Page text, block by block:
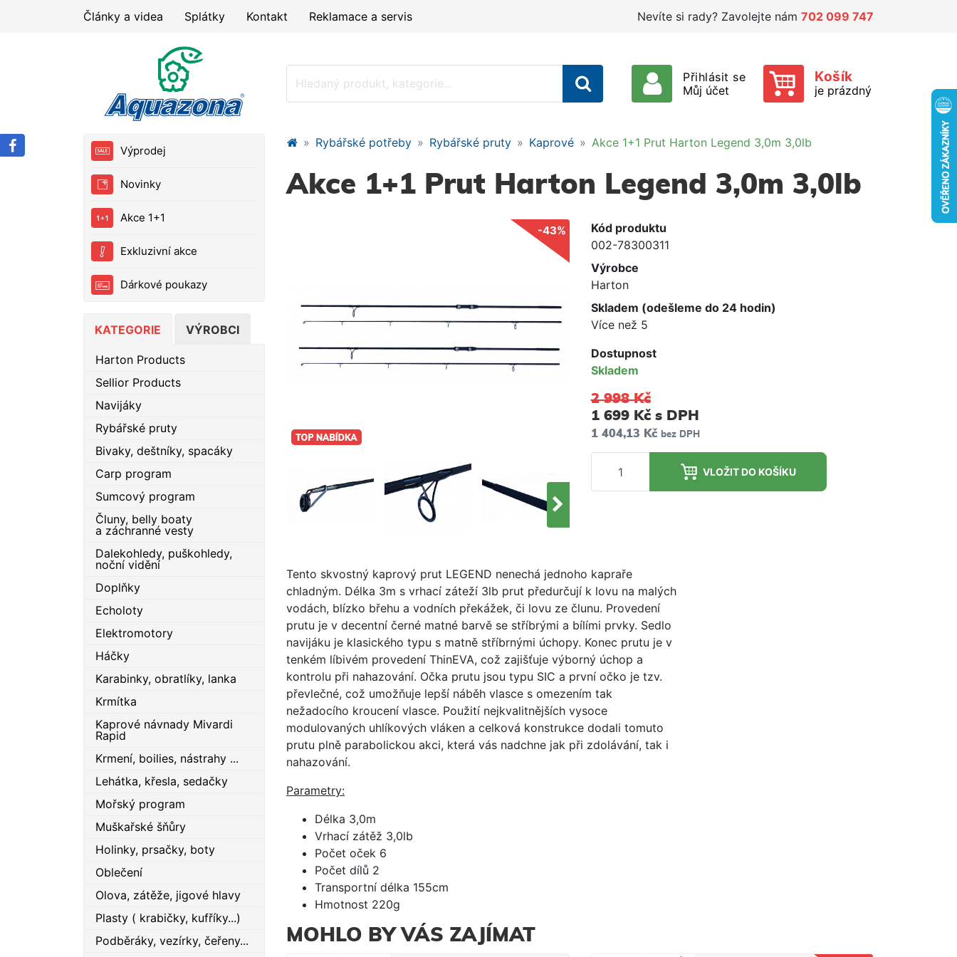
Články a videa Splátky Kontakt Reklamace a servis Nevíte si rady? Zavolejte nám 702 099 747
Přihlásit se
Můj účet
Košík
je prázdný
Výprodej
Novinky
Akce 1+1
Exkluzivní akce
Dárkové poukazy
KATEGORIE VÝROBCI
Harton Products
Sellior Products
Navijáky
Rybářské pruty
Bivaky, deštníky, spacáky
Carp program
Sumcový program
Čluny, belly boaty
a záchranné vesty
Dalekohledy, puškohledy,
noční vidění
Doplňky
Echoloty
Elektromotory
Háčky
Karabinky, obratlíky, lanka
Krmítka
Kaprové návnady Mivardi
Rapid
Krmení, boilies, nástrahy ...
Lehátka, křesla, sedačky
Mořský program
Muškařské šňůry
Holinky, prsačky, boty
Oblečení
Olova, zátěže, jigové hlavy
Plasty ( krabičky, kufříky...)
Podběráky, vezírky, čeřeny...
Rybářské potřeby Rybářské pruty Kaprové Akce 1+1 Prut Harton Legend 3,0m 3,0lb
Akce 1+1 Prut Harton Legend 3,0m 3,0lb
-43%
Kód produktu
002-78300311
Výrobce
Harton
Skladem (odešleme do 24 hodin)
Více než 5
Dostupnost
Skladem
2 998 Kč
1 699 Kč s DPH
1 404,13 Kč bez DPH
VLOŽIT DO KOŠÍKU
Tento skvostný kaprový prut LEGEND nenechá jednoho kapraře
chladným. Délka 3m s vrhací záteží 3lb prut předurčují k lovu na malých
vodách, blízko břehu a vodních překážek, či lovu ze člunu. Provedení
prutu je v decentní černé matné barvě se stříbrými a bílími prvky. Sedlo
navijáku je klasického typu s matně stříbrnými úchopy. Konec prutu je v
tenkém líbivém provedení ThinEVA, což zajišťuje výborný úchop a
kontrolu při nahazování. Očka prutu jsou typu SIC a první očko je tzv.
převlečné, což umožňuje lepší náběh vlasce s omezením tak
nežadocího kroucení vlasce. Použití nejkvalitnějších vysoce
modulovaných uhlíkových vláken a celková konstrukce dodali tomuto
prutu plně parabolickou akci, která vás nadchne jak při zdolávání, tak i
nahazování.
Parametry:
Délka 3,0m
Vrhací zátěž 3,0lb
Počet oček 6
Počet dílů 2
Transportní délka 155cm
Hmotnost 220g
MOHLO BY VÁS ZAJÍMAT